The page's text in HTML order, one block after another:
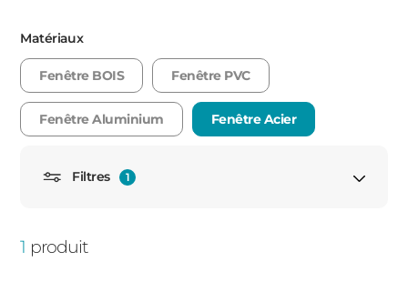
Matériaux
Fenêtre BOIS Fenêtre PVC
Fenêtre Aluminium Fenêtre Acier
Filtres 1
Porte fenêtre
1 produit
ALUMINIUM